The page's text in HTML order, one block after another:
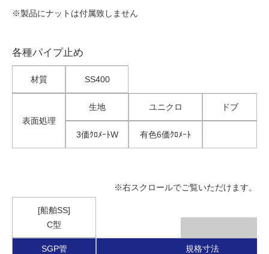
※製品にナットは付属致しません
各種パイプ止め
材質 SS400
表面処理
生地 ユニクロ ドブ
3価ｸﾛﾒｰﾄW 有色6価ｸﾛﾒｰﾄ
※右スクロールでご覧いただけます。
[船舶SS]
C型
SGP管 規格寸法